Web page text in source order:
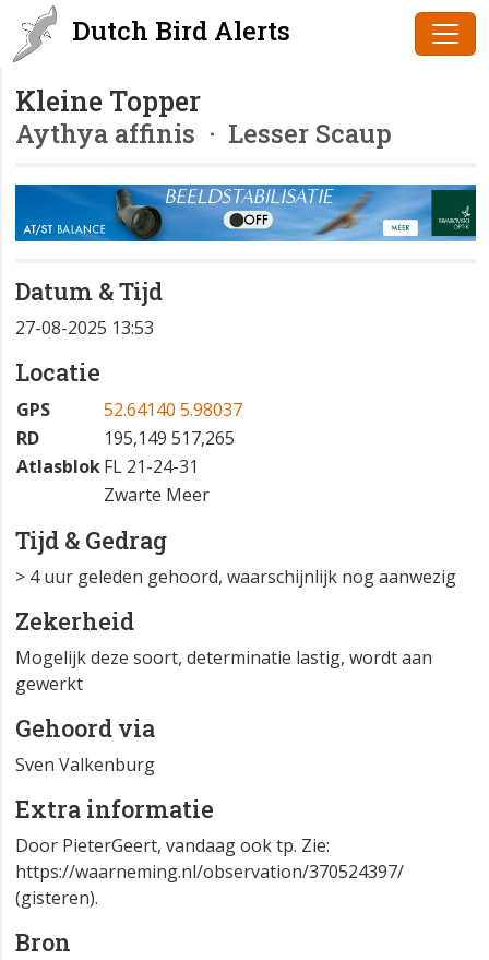
Dutch Bird Alerts
Kleine Topper
Aythya affinis · Lesser Scaup
Datum & Tijd
27-08-2025 13:53
Locatie
GPS
52.64140 5.98037
RD
195,149 517,265
AtlasblokFL 21-24-31
Zwarte Meer
Tijd & Gedrag
> 4 uur geleden gehoord, waarschijnlijk nog aanwezig
Zekerheid
Mogelijk deze soort, determinatie lastig, wordt aan
gewerkt
Gehoord via
Sven Valkenburg
Extra informatie
Door PieterGeert, vandaag ook tp. Zie:
https://waarneming.nl/observation/370524397/
(gisteren).
Bron